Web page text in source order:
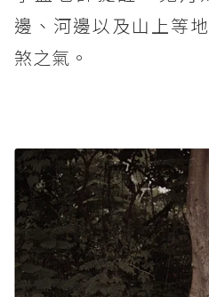
邊、河邊以及山上等
煞之氣。